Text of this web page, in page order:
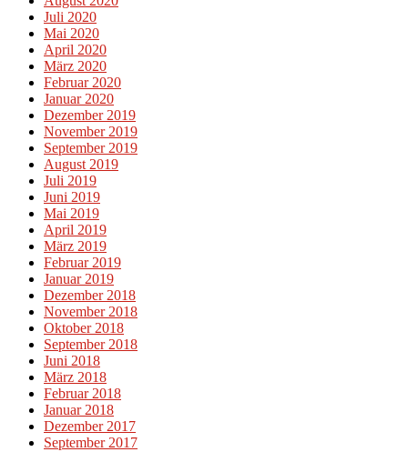
Juli 2020
Mai 2020
April 2020
März 2020
Februar 2020
Januar 2020
Dezember 2019
November 2019
September 2019
August 2019
Juli 2019
Juni 2019
Mai 2019
April 2019
März 2019
Februar 2019
Januar 2019
Dezember 2018
November 2018
Oktober 2018
September 2018
Juni 2018
März 2018
Februar 2018
Januar 2018
Dezember 2017
September 2017